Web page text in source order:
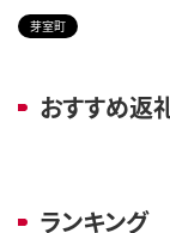
芽室町
おすすめ返
ランキング